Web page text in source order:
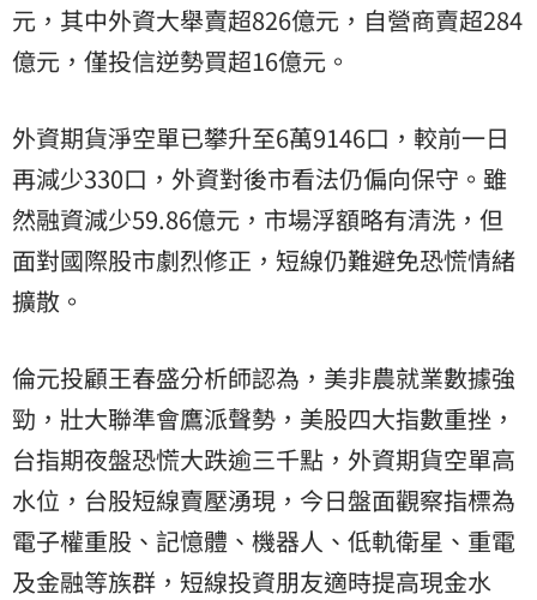
元，其中外資大舉賣超826億元，自營商賣超284
億元，僅投信逆勢買超16億元。
外資期貨淨空單已攀升至6萬9146口，較前一日
再減少330口，外資對後市看法仍偏向保守。雖
然融資減少59.86億元，市場浮額略有清洗，但
面對國際股市劇烈修正，短線仍難避免恐慌情緒
擴散。
倫元投顧王春盛分析師認為，美非農就業數據強
勁，壯大聯準會鷹派聲勢，美股四大指數重挫，
台指期夜盤恐慌大跌逾三千點，外資期貨空單高
水位，台股短線賣壓湧現，今日盤面觀察指標為
電子權重股、記憶體、機器人、低軌衛星、重電
及金融等族群，短線投資朋友適時提高現金水